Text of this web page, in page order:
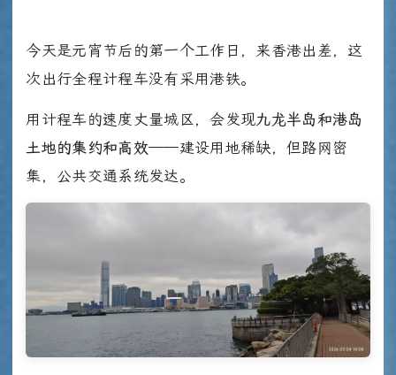
今天是元宵节后的第一个工作日，来香港出差，这
次出行全程计程车没有采用港铁。
用计程车的速度丈量城区，会发现九龙半岛和港岛
土地的集约和高效——建设用地稀缺，但路网密
集，公共交通系统发达。